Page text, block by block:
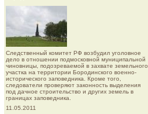
Следственный комитет РФ возбудил уголовное
дело в отношении подмосковной муниципальной
чиновницы, подозреваемой в захвате земельного
участка на территории Бородинского военно-
исторического заповедника. Кроме того,
следователи проверяют законность выделения
под дачное строительство и других земель в
границах заповедника.
11.05.2011